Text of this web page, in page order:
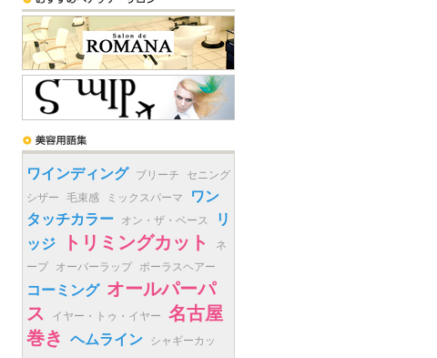
ワインディング ブリーチ
セニング
シザー
毛束感 ミックスパーマ
ワン
タッチカラー
オン・ザ・ベース
リ
ッジ
トリミングカット
ネ
ープ
オーバーラップ ポーラスヘアー
コーミング オールパーパ
ス
イヤー・トゥ・イヤー
名古屋
巻き
ヘムライン
シャギーカッ